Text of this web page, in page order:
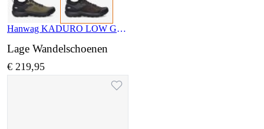
Hanwag KADURO LOW GTX H301000 011012
Lage Wandelschoenen
€ 219,95